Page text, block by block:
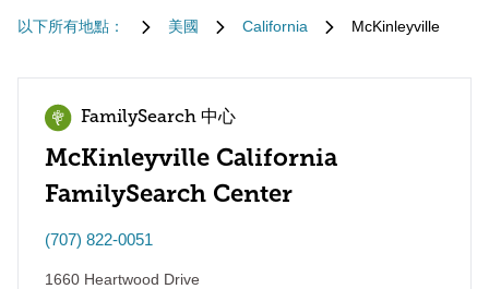
以下所有地點： 美國 California McKinleyville
FamilySearch 中心
McKinleyville California
FamilySearch Center
(707) 822-0051
1660 Heartwood Drive